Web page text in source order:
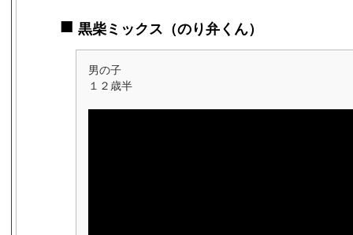
■ 黒柴ミックス（のり弁くん）
男の子
１２歳半